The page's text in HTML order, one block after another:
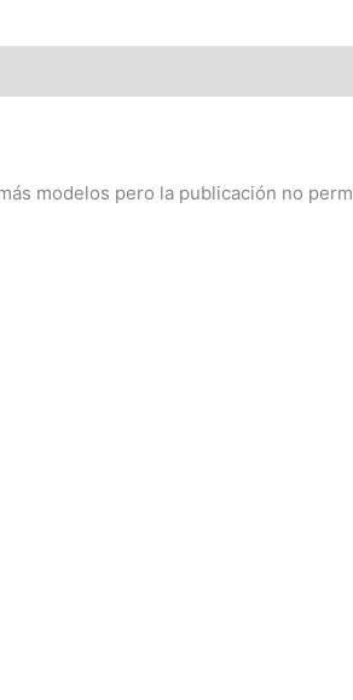
cantidad
modelos pero la publicación no